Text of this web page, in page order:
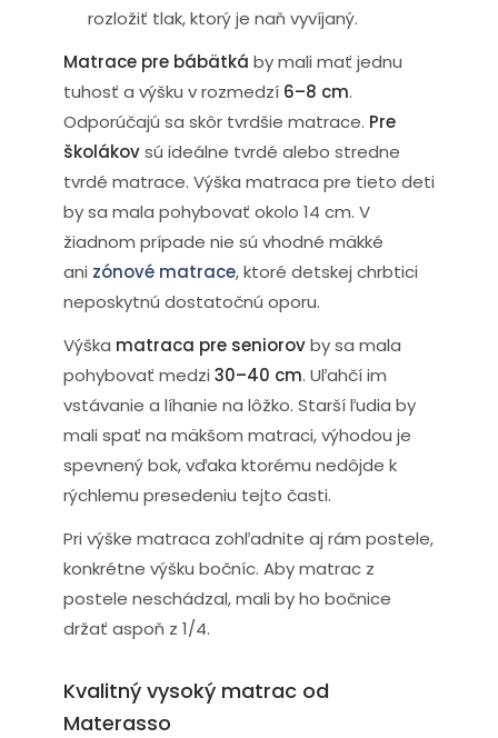
rozložiť tlak, ktorý je naň vyvíjaný.
Matrace pre bábätká by mali mať jednu
tuhosť a výšku v rozmedzí 6–8 cm.
Odporúčajú sa skôr tvrdšie matrace. Pre
školákovsú ideálne tvrdé alebo stredne
tvrdé matrace. Výška matraca pre tieto deti
by sa mala pohybovať okolo 14 cm. V
žiadnom prípade nie sú vhodné mäkké
ani zónové matrace, ktoré detskej chrbtici
neposkytnú dostatočnú oporu.
Výška matraca pre seniorovby sa mala
pohybovať medzi 30–40 cm. Uľahčí im
vstávanie a líhanie na lôžko. Starší ľudia by
mali spať na mäkšom matraci, výhodou je
spevnený bok, vďaka ktorému nedôjde k
rýchlemu presedeniu tejto časti.
Pri výške matraca zohľadnite aj rám postele,
konkrétne výšku bočníc. Aby matrac z
postele neschádzal, mali by ho bočnice
držať aspoň z 1/4.
Kvalitný vysoký matrac od
Materasso